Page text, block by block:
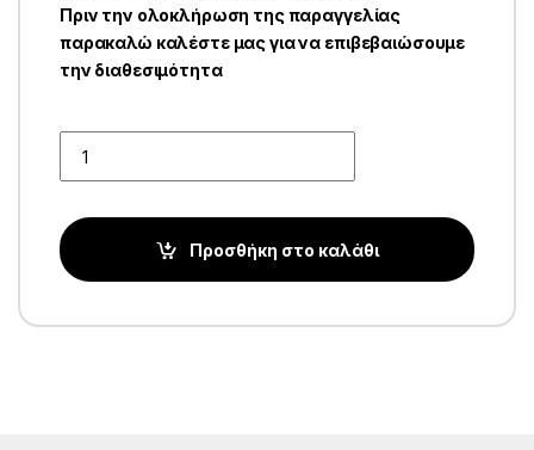
Πριν την ολοκλήρωση της παραγγελίας
παρακαλώ καλέστε μας για να επιβεβαιώσουμε
την διαθεσιμότητα
Προσθήκη στο καλάθι